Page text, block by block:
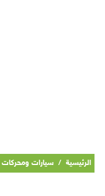
الرئيسية / سيارات ومحركات